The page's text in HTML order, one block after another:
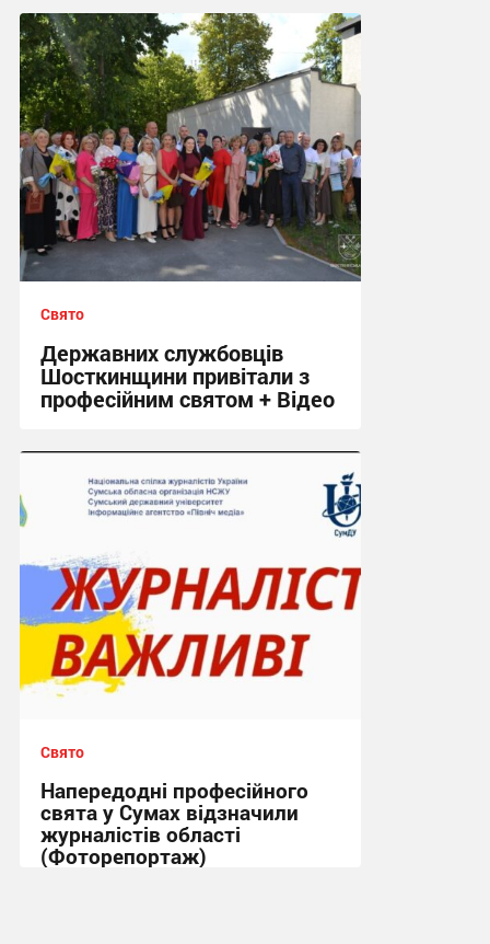
22:49, 30.06.2026
Свято
Державних службовців
Шосткинщини привітали з
професійним святом + Відео
20:39, 23.06.2026
Свято
Напередодні професійного
свята у Сумах відзначили
журналістів області
(Фоторепортаж)